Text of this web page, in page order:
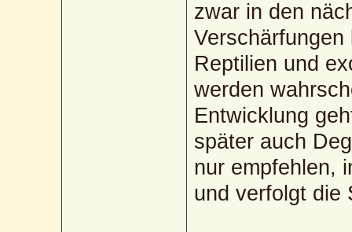
zwar in den
Reptilien und
werden
Entwicklung
später auch
nur empfehlen,
und verfolgt die